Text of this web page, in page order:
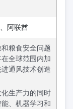
阿联酋
粮食安全问题
全球范围内加
通风技术创造
生产力的同时
、机器学习和